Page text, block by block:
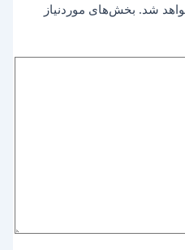
شد. بخش‌های موردنیاز